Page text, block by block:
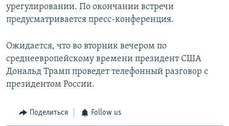
урегулировании. По окончании встречи
предусматривается пресс-конференция.
Ожидается, что во вторник вечером по
среднеевропейскому времени президент США
Дональд Трамп проведет телефонный разговор с
президентом России.
Поделиться Follow us